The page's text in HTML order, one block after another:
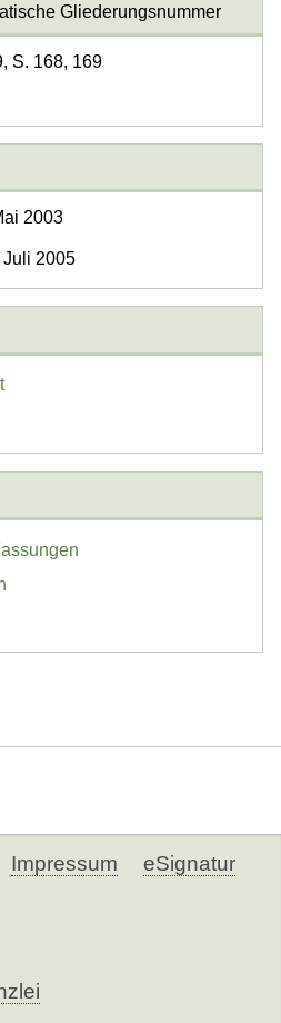
Gliederungsnummer
S. 168, 169
2003
Juli 2005
Impressum eSignatur